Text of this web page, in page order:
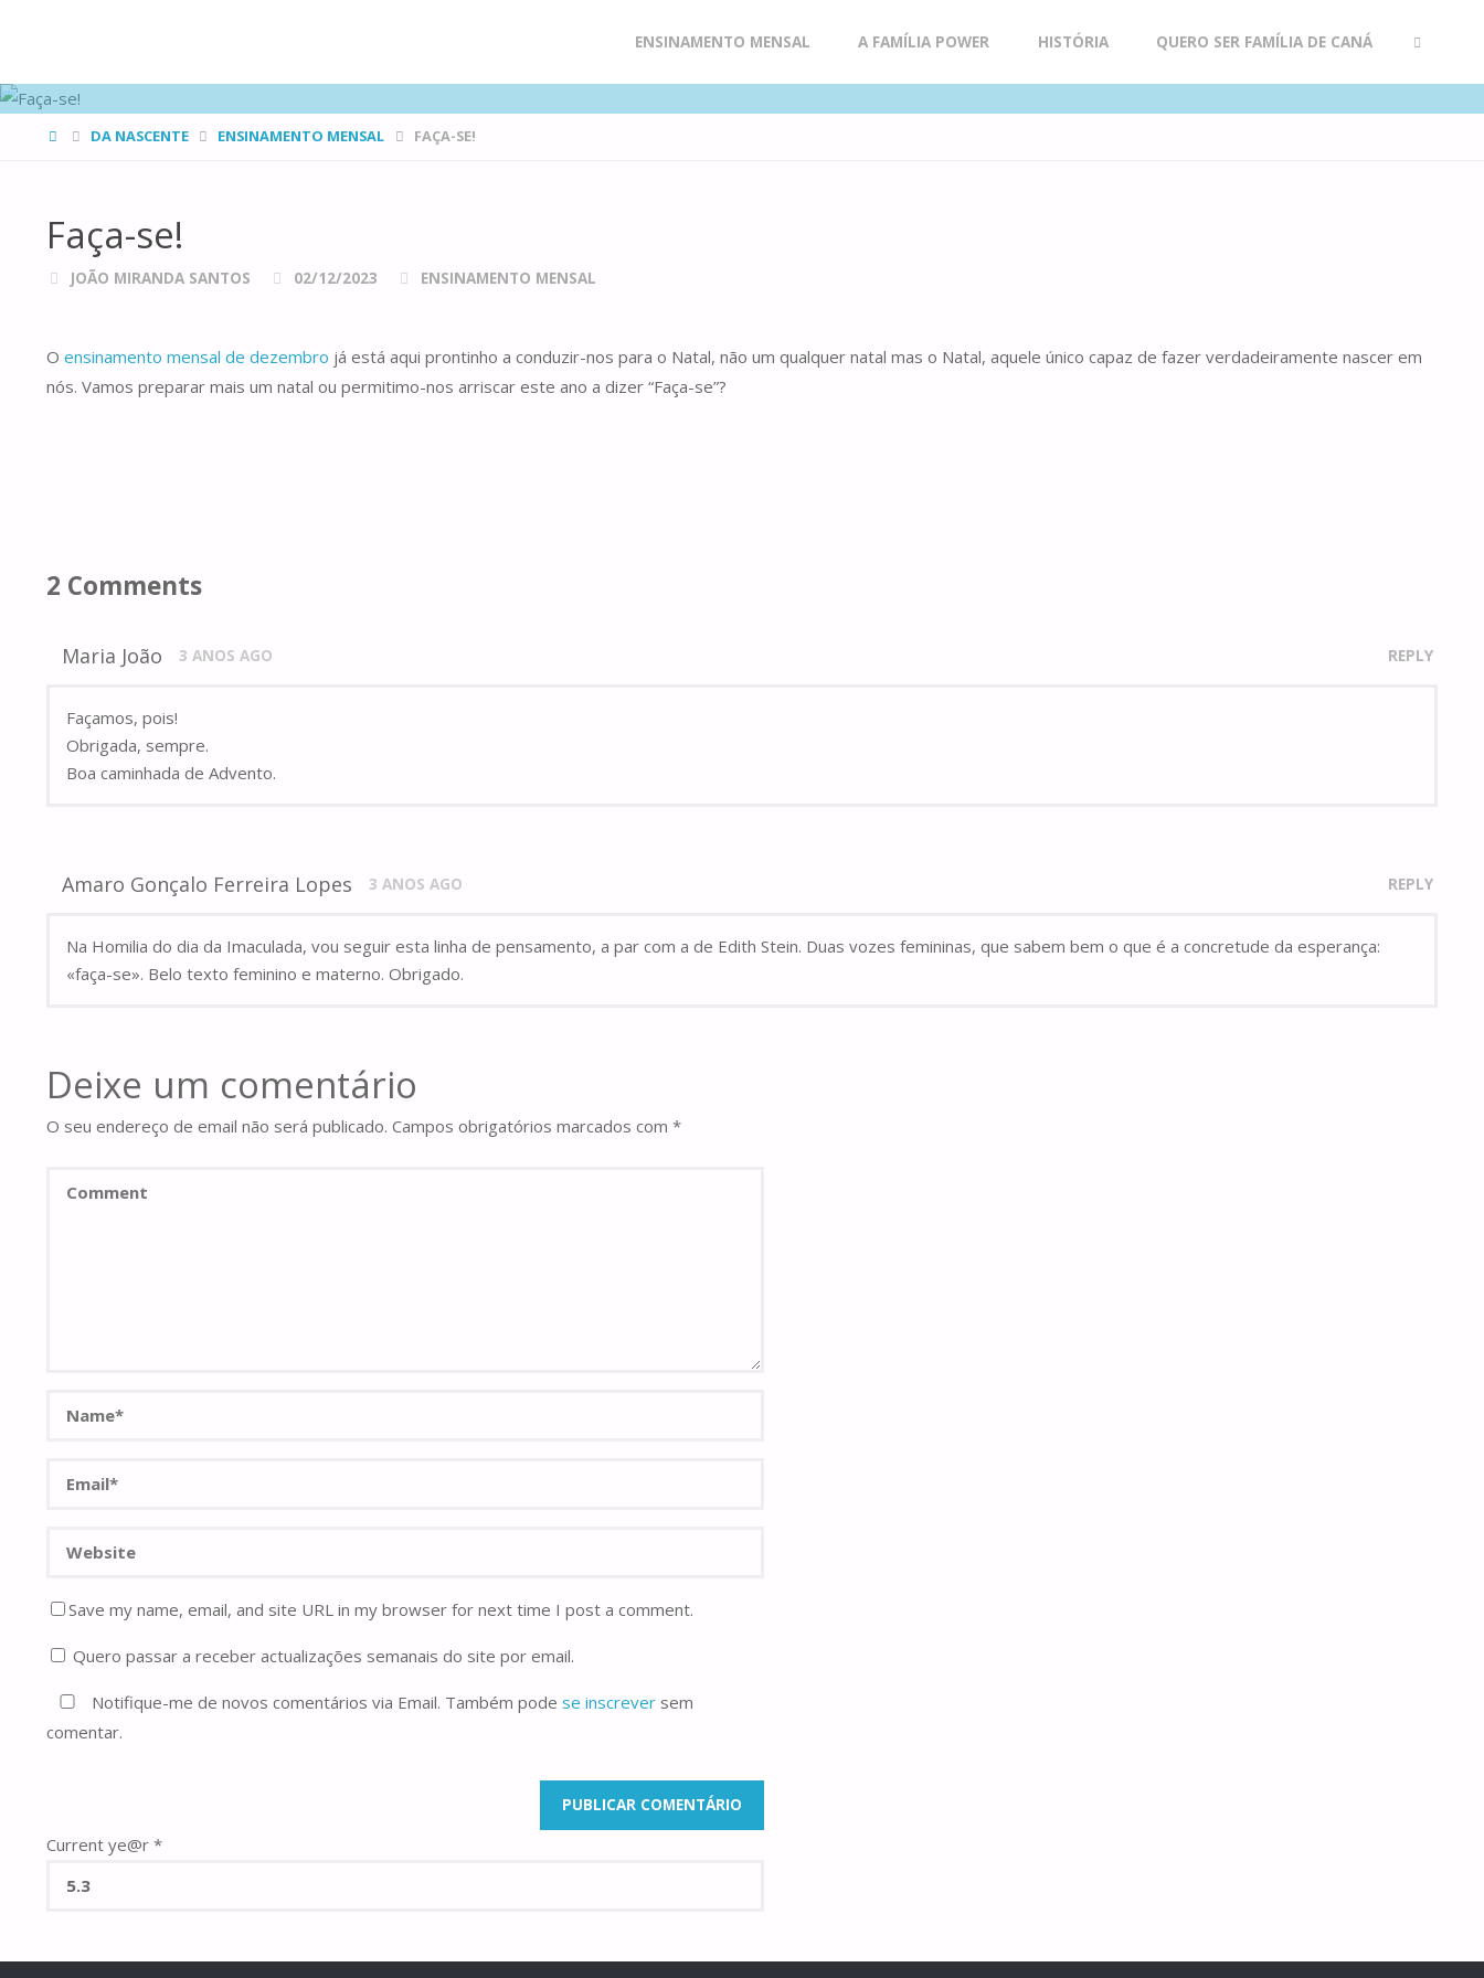
to
ENSINAMENTO MENSAL A FAMÍLIA POWER HISTÓRIA QUERO SER FAMÍLIA DE CANÁ
HOMEDA NASCENTE ENSINAMENTO MENSAL FAÇA-SE!
Faça-se!
JOÃO MIRANDA SANTOS 02/12/2023 ENSINAMENTO MENSAL
O ensinamento mensal de dezembro já está aqui prontinho a conduzir-nos para o Natal, não um qualquer natal mas o Natal, aquele único capaz de fazer verdadeiramente nascer em
nós. Vamos preparar mais um natal ou permitimo-nos arriscar este ano a dizer “Faça-se”?
2 Comments
Maria João 3 ANOS AGO REPLY
Façamos, pois!
Obrigada, sempre.
Boa caminhada de Advento.
Amaro Gonçalo Ferreira Lopes 3 ANOS AGO REPLY
Na Homilia do dia da Imaculada, vou seguir esta linha de pensamento, a par com a de Edith Stein. Duas vozes femininas, que sabem bem o que é a concretude da esperança:
«faça-se». Belo texto feminino e materno. Obrigado.
Deixe um comentário
O seu endereço de email não será publicado. Campos obrigatórios marcados com *
Save my name, email, and site URL in my browser for next time I post a comment.
Quero passar a receber actualizações semanais do site por email.
Notifique-me de novos comentários via Email. Também pode se inscrever sem
comentar.
Current ye@r *